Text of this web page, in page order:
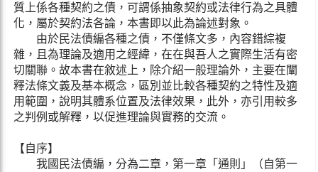
質上係各種契約之債，可謂係抽象契約或法律行為之具體
化，屬於契約法各論，本書即以此為論述對象。
由於民法債編各種之債，不僅條文多，內容錯綜複
雜，且為理論及適用之經緯，在在與吾人之實際生活有密
切關聯。故本書在敘述上，除介紹一般理論外，主要在闡
釋法條文義及基本概念，區別並比較各種契約之特性及適
用範圍，說明其體系位置及法律效果，此外，亦引用較多
之判例或解釋，以促進理論與實務的交流。
【自序】
我國民法債編，分為二章，第一章「通則」（自第一